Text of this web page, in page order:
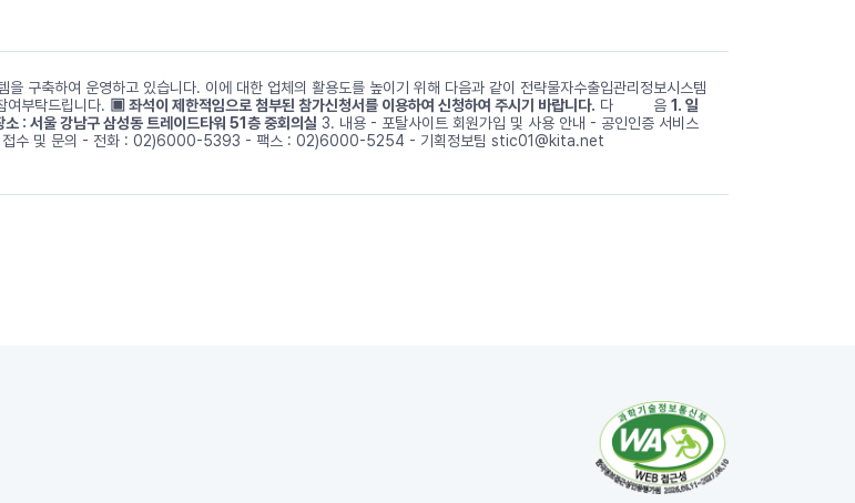
구축하여 운영하고 있습니다. 이에 대한 업체의 활용도를 높이기 위해 다음과 같이 전략물자수출입관리정보시스템
여부탁드립니다. ▣ 좌석이 제한적임으로 첨부된 참가신청서를 이용하여 신청하여 주시기 바랍니다. 다 음 1. 일
울 강남구 삼성동 트레이드타워 51층 중회의실 3. 내용 - 포탈사이트 회원가입 및 사용 안내 - 공인인증 서비스
접수 및 문의 - 전화 : 02)6000-5393 - 팩스 : 02)6000-5254 - 기획정보팀 stic01@kita.net